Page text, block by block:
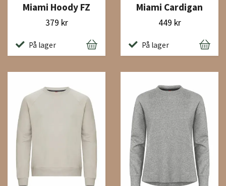
Miami Hoody FZ
379 kr
På lager
Miami Cardigan
449 kr
På lager